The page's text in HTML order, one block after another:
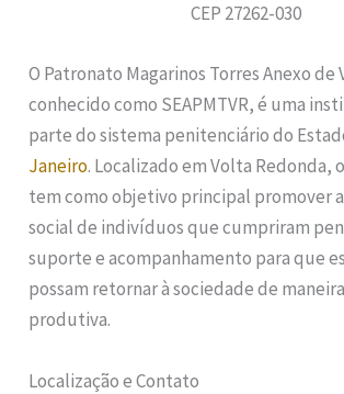
CEP 27262-030
O Patronato Magarinos Torres Anexo de
conhecido como SEAPMTVR, é uma
parte do sistema penitenciário do
Janeiro. Localizado em Volta Redonda,
tem como objetivo principal promover
social de indivíduos que cumpriram
suporte e acompanhamento para que
possam retornar à sociedade de
produtiva.
Localização e Contato